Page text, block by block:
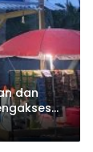
dan